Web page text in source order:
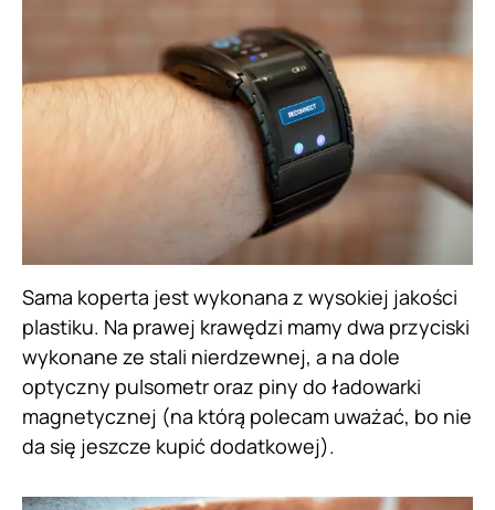
Sama koperta jest wykonana z wysokiej jakości
plastiku. Na prawej krawędzi mamy dwa przyciski
wykonane ze stali nierdzewnej, a na dole
optyczny pulsometr oraz piny do ładowarki
magnetycznej (na którą polecam uważać, bo nie
da się jeszcze kupić dodatkowej).